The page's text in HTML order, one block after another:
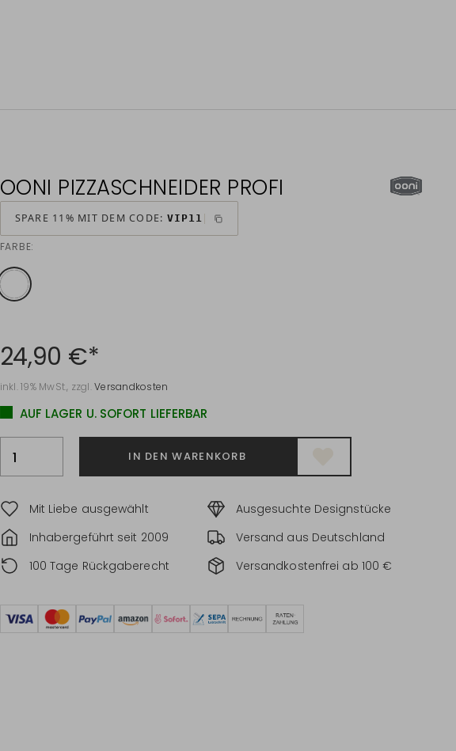
OONI PIZZASCHNEIDER PROFI
SPARE 11% MIT DEM CODE: VIP11
FARBE:
24,90 €*
inkl. 19% MwSt., zzgl.Versandkosten
AUF LAGER U. SOFORT LIEFERBAR
IN DEN WARENKORB
Mit Liebe ausgewählt
Ausgesuchte Designstücke
Inhabergeführt seit 2009
Versand aus Deutschland
100 Tage Rückgaberecht
Versandkostenfrei ab 100 €